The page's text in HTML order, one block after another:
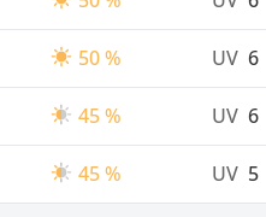
50 % UV 6
45 % UV 6
45 % UV 5